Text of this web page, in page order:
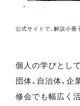
公式サイトで、解説小
個人の学びとし
団体、自治体、
修会でも幅広く